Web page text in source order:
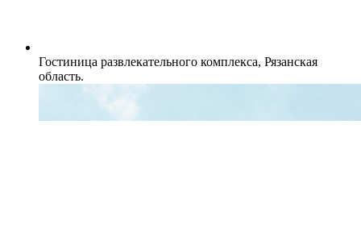
Гостиница развлекательного комплекса, Рязанская
область.